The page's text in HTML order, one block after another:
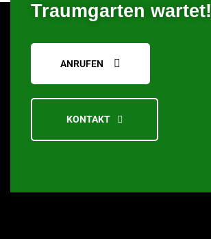
Traumgarten wartet!
ANRUFEN
KONTAKT